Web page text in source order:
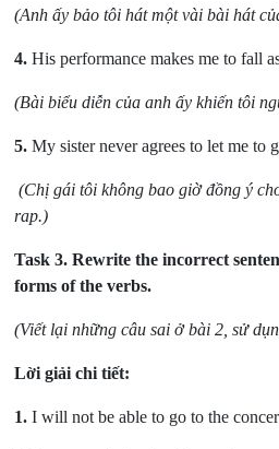
(Anh ấy bảo tôi hát một vài bài hát
4. His performance makes me to fall
(Bài biểu diễn của anh ấy khiến tôi
5. My sister never agrees to let me to
(Chị gái tôi không bao giờ đồng ý
rap.)
Task 3. Rewrite the incorrect
forms of the verbs.
(Viết lại những câu sai ở bài 2, sử
Lời giải chi tiết:
1. I will not be able to go to the